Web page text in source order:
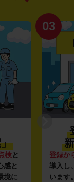
検と
感と
境に
03
登録か
導入し
います